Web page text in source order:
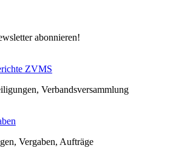
abonnieren!
ZVMS
Verbandsversammlung
Vergaben, Aufträge